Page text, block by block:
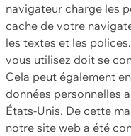
navigateur charge les
cache de votre
les textes et les
vous utilisez doit se
Cela peut également
données personnelles
États-Unis. De cette
notre site web a été